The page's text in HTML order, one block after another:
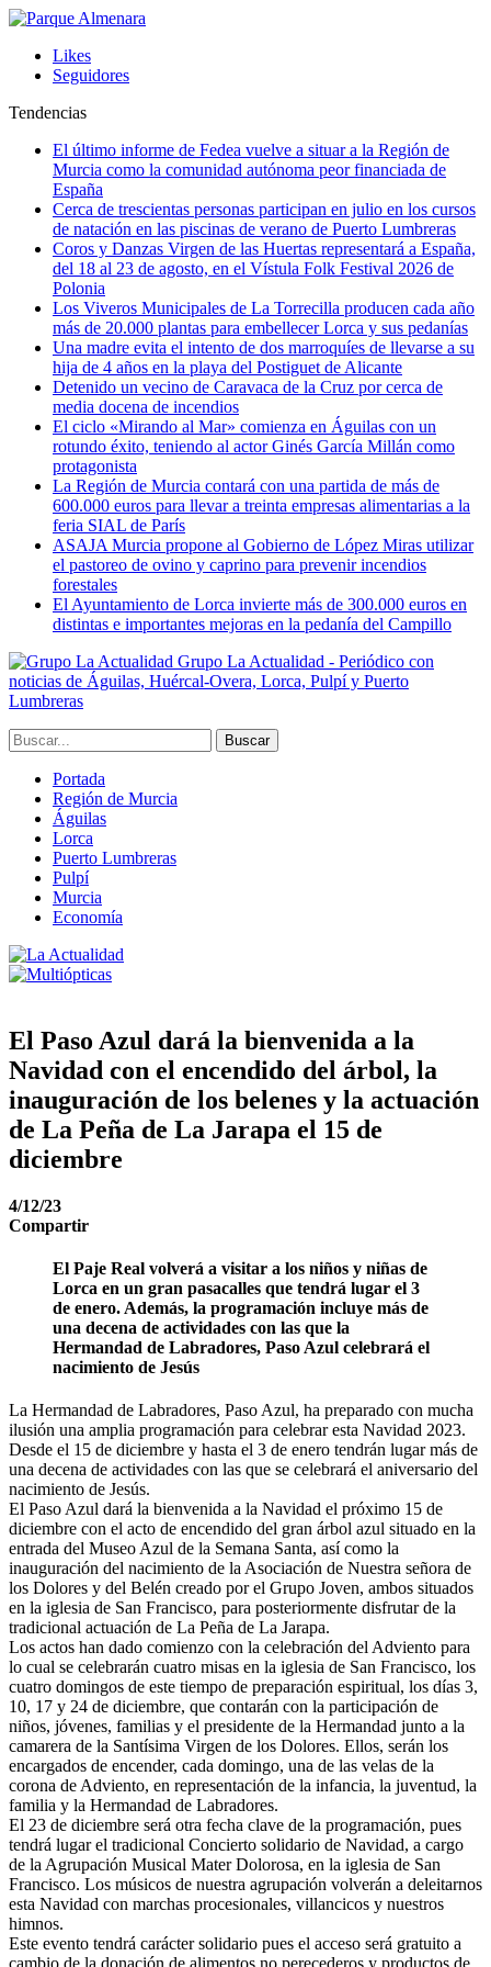
Likes
Seguidores
Tendencias
El último informe de Fedea vuelve a situar a la Región de
Murcia como la comunidad autónoma peor financiada de
España
Cerca de trescientas personas participan en julio en los cursos
de natación en las piscinas de verano de Puerto Lumbreras
Coros y Danzas Virgen de las Huertas representará a España,
del 18 al 23 de agosto, en el Vístula Folk Festival 2026 de
Polonia
Los Viveros Municipales de La Torrecilla producen cada año
más de 20.000 plantas para embellecer Lorca y sus pedanías
Una madre evita el intento de dos marroquíes de llevarse a su
hija de 4 años en la playa del Postiguet de Alicante
Detenido un vecino de Caravaca de la Cruz por cerca de
media docena de incendios
El ciclo «Mirando al Mar» comienza en Águilas con un
rotundo éxito, teniendo al actor Ginés García Millán como
protagonista
La Región de Murcia contará con una partida de más de
600.000 euros para llevar a treinta empresas alimentarias a la
feria SIAL de París
ASAJA Murcia propone al Gobierno de López Miras utilizar
el pastoreo de ovino y caprino para prevenir incendios
forestales
El Ayuntamiento de Lorca invierte más de 300.000 euros en
distintas e importantes mejoras en la pedanía del Campillo
Grupo La Actualidad - Periódico con
noticias de Águilas, Huércal-Overa, Lorca, Pulpí y Puerto
Lumbreras
Portada
Región de Murcia
Águilas
Lorca
Puerto Lumbreras
Pulpí
Murcia
Economía
El Paso Azul dará la bienvenida a la
Navidad con el encendido del árbol, la
inauguración de los belenes y la actuación
de La Peña de La Jarapa el 15 de
diciembre
4/12/23
Compartir
El Paje Real volverá a visitar a los niños y niñas de
Lorca en un gran pasacalles que tendrá lugar el 3
de enero. Además, la programación incluye más de
una decena de actividades con las que la
Hermandad de Labradores, Paso Azul celebrará el
nacimiento de Jesús
La Hermandad de Labradores, Paso Azul, ha preparado con mucha
ilusión una amplia programación para celebrar esta Navidad 2023.
Desde el 15 de diciembre y hasta el 3 de enero tendrán lugar más de
una decena de actividades con las que se celebrará el aniversario del
nacimiento de Jesús.
El Paso Azul dará la bienvenida a la Navidad el próximo 15 de
diciembre con el acto de encendido del gran árbol azul situado en la
entrada del Museo Azul de la Semana Santa, así como la
inauguración del nacimiento de la Asociación de Nuestra señora de
los Dolores y del Belén creado por el Grupo Joven, ambos situados
en la iglesia de San Francisco, para posteriormente disfrutar de la
tradicional actuación de La Peña de La Jarapa.
Los actos han dado comienzo con la celebración del Adviento para
lo cual se celebrarán cuatro misas en la iglesia de San Francisco, los
cuatro domingos de este tiempo de preparación espiritual, los días 3,
10, 17 y 24 de diciembre, que contarán con la participación de
niños, jóvenes, familias y el presidente de la Hermandad junto a la
camarera de la Santísima Virgen de los Dolores. Ellos, serán los
encargados de encender, cada domingo, una de las velas de la
corona de Adviento, en representación de la infancia, la juventud, la
familia y la Hermandad de Labradores.
El 23 de diciembre será otra fecha clave de la programación, pues
tendrá lugar el tradicional Concierto solidario de Navidad, a cargo
de la Agrupación Musical Mater Dolorosa, en la iglesia de San
Francisco. Los músicos de nuestra agrupación volverán a deleitarnos
esta Navidad con marchas procesionales, villancicos y nuestros
himnos.
Este evento tendrá carácter solidario pues el acceso será gratuito a